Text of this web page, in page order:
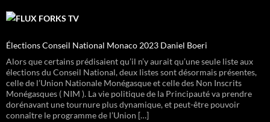
FORKS TV
Élections Conseil National Monaco 2023 Daniel Boeri
Alors que certains prédisaient qu’il n’y aurait qu’une seule liste aux
élections du Conseil National, deux listes sont désormais présentes,
celle de l’Union Nationale Monégasque et celle des Non Inscrits
Monégasques ( NIM ). La vie politique de la Principauté va prendre
dorénavant une tournure plus dynamique, et peut-être pouvoir
connaître le programme de l’Union […]